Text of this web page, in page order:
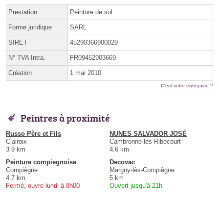
Prestation Peinture de sol
Forme juridique SARL
SIRET 45290366900029
N° TVA Intra. FR09452903669
Création 1 mai 2010
C'est votre entreprise ?
Peintres à proximité
Russo Père et Fils
Clairoix
3.9 km
NUNES SALVADOR JOSÉ
Cambronne-lès-Ribécourt
4.6 km
Peinture compiegnoise
Compiègne
4.7 km
Fermé, ouvre lundi à 8h00
Decovac
Margny-lès-Compiègne
5 km
Ouvert jusqu'à 21h